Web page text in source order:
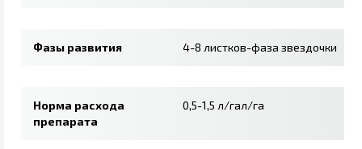
Фазы развития 4-8 листков-фаза звездочки
Норма расхода
препарата
0,5-1,5 л/гал/га